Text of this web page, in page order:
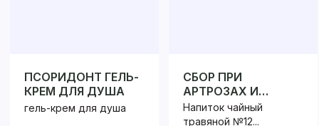
ПСОРИДОНТ ГЕЛЬ-
КРЕМ ДЛЯ ДУША
гель-крем для душа
СБОР ПРИ
АРТРОЗАХ И
АРТРИТАХ №12
ФИЛЬТР-ПАКЕТ
Напиток чайный
травяной №12...